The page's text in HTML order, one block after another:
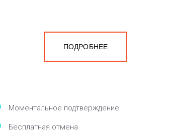
ПОДРОБНЕЕ
Моментальное подтверждение
Бесплатная отмена